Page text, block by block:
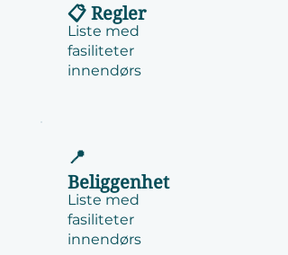
📋 Regler
Liste med
fasiliteter
innendørs
📍
Beliggenhet
Liste med
fasiliteter
innendørs